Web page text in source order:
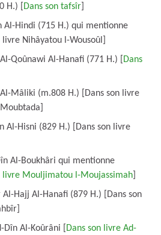
H.) [ Dans son tafsîr
Al-Hindi (715 H.) qui mentionne
livre Nihâyatou l-Wousoûl]
Qoûnawi Al-Hanafi (771 H.) [
Dans
Mâliki (m.808 H.) [Dans son livre
Al-Hisni (829 H.) [Dans son livre
Al-Boukhâri qui mentionne
livre Mouljimatou l-Moujassimah
Al-Hajj Al-Hanafi (879 H.) [Dans son
Dîn Al-Koûrâni [
Dans son livre Ad-